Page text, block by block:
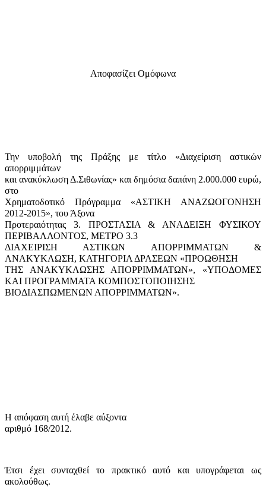
Αποφασίζει Ομόφωνα
Την υποβολή της Πράξης με τίτλο «Διαχείριση αστικών
απορριμμάτων
και α­νακύκλωση Δ.Σιθωνίας» και δημόσια δαπάνη 2.000.000 ευρώ,
στο
Χρηματοδοτικό Πρό­γραμμα «ΑΣΤΙΚΗ ΑΝΑΖΩΟΓΟΝΗΣΗ
2012-2015», του Άξονα
Προτεραιότητας 3. ΠΡΟΣΤΑΣΙΑ & ΑΝΑΔΕΙΞΗ ΦΥΣΙΚΟΥ
ΠΕΡΙΒΑΛΛΟΝΤΟΣ, ΜΕΤΡΟ 3.3
ΔΙΑΧΕΙΡΙΣΗ ΑΣΤΙ­ΚΩΝ ΑΠΟΡΡΙΜΜΑΤΩΝ &
ΑΝΑΚΥΚΛΩΣΗ, ΚΑΤΗΓΟΡΙΑ ΔΡΑΣΕΩΝ «ΠΡΟ­ΩΘΗ­ΣΗ
ΤΗΣ ΑΝΑΚΥΚΛΩΣΗΣ ΑΠΟΡΡΙΜΜΑΤΩΝ», «ΥΠΟΔΟΜΕΣ
ΚΑΙ ΠΡΟΓΡΑΜΜΑΤΑ ΚΟ­ΜΠΟΣΤΟΠΟΙΗΣΗΣ
ΒΙΟΔΙΑΣΠΩΜΕΝΩΝ ΑΠΟΡΡΙΜΜΑΤΩΝ».
Η απόφαση αυτή έλαβε αύξοντα
αριθμό 168/2012.
Έτσι έχει συνταχθεί το πρακτικό αυτό και υπογράφεται ως
ακολούθως.